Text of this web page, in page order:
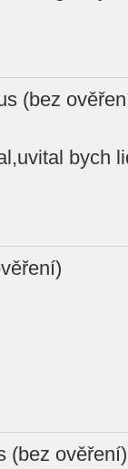
(bez
bych
(bez ověření)